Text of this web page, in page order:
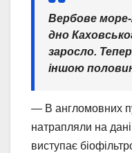
Вербове
дно
заросло.
іншою
— В англомовних
натрапляли на
виступає